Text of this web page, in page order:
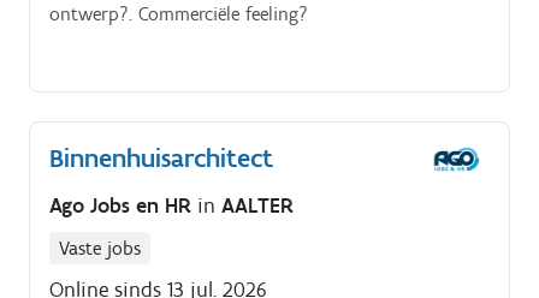
ontwerp?. Commerciële feeling?
Binnenhuisarchitect
Ago Jobs en HR in AALTER
Vaste jobs
Online sinds 13 jul. 2026